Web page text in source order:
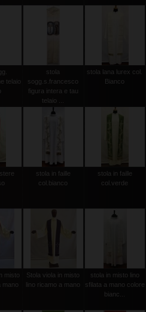
telaio
stola
sogg.s.francesco
figura intera e tau
telaio ...
stola lana lurex col.
Bianco
stola in faille
col.bianco
stola in faille
col.verde
misto
mano
Stola viola in misto
lino ricamo a mano
stola in misto lino
sfilata a mano colore
bianc...